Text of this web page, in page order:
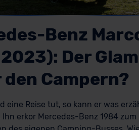
Benz
Der
Campern?
eine Reise tut, so kann er was
Ihn erkor Mercedes-Benz 1984 zum